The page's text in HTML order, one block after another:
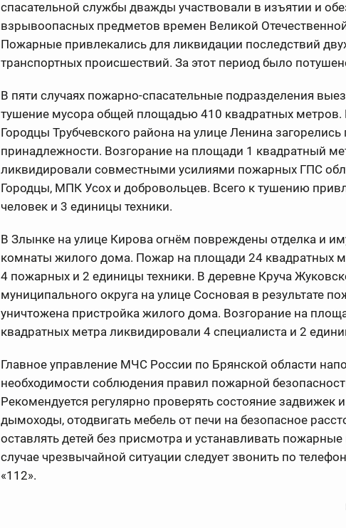
спасательной службы дважды участвовали в изъятии и
взрывоопасных предметов времен Великой
Пожарные привлекались для ликвидации последствий
транспортных происшествий. За этот период было
В пяти случаях пожарно-спасательные подразделения
тушение мусора общей площадью 410 квадратных метров.
Городцы Трубчевского района на улице Ленина загорелись
принадлежности. Возгорание на площади 1 квадратный
ликвидировали совместными усилиями пожарных ГПС
Городцы, МПК Усох и добровольцев. Всего к тушению
человек и 3 единицы техники.
В Злынке на улице Кирова огнём повреждены отделка и
комнаты жилого дома. Пожар на площади 24 квадратных
4 пожарных и 2 единицы техники. В деревне Круча
муниципального округа на улице Сосновая в результате
уничтожена пристройка жилого дома. Возгорание на
квадратных метра ликвидировали 4 специалиста и 2
Главное управление МЧС России по Брянской области
необходимости соблюдения правил пожарной
Рекомендуется регулярно проверять состояние задвижек
дымоходы, отодвигать мебель от печи на безопасное
оставлять детей без присмотра и устанавливать
случае чрезвычайной ситуации следует звонить по
«112».